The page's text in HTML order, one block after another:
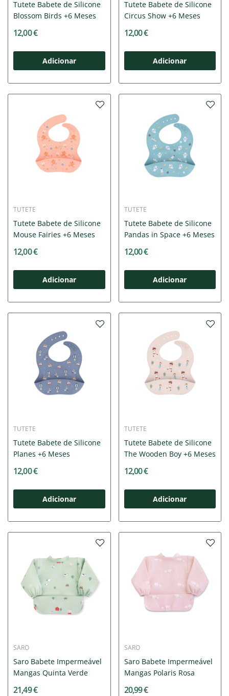
Tutete Babete de Silicone
Blossom Birds +6 Meses
12,00 €
Adicionar
Tutete Babete de Silicone
Circus Show +6 Meses
12,00 €
Adicionar
TUTETE
Tutete Babete de Silicone
Mouse Fairies +6 Meses
12,00 €
Adicionar
TUTETE
Tutete Babete de Silicone
Pandas in Space +6 Meses
12,00 €
Adicionar
TUTETE
Tutete Babete de Silicone
Planes +6 Meses
12,00 €
Adicionar
TUTETE
Tutete Babete de Silicone
The Wooden Boy +6 Meses
12,00 €
Adicionar
SARO
Saro Babete Impermeável
Mangas Quinta Verde
21,49 €
SARO
Saro Babete Impermeável
Mangas Polaris Rosa
20,99 €